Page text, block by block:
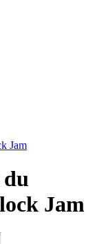
Jam
Jam